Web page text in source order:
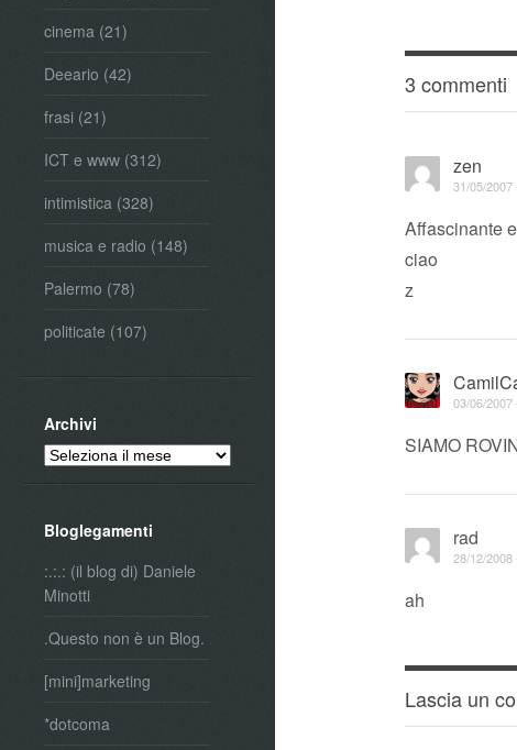
cinema (21)
Deeario (42)
frasi (21)
ICT e www (312)
intimistica (328)
musica e radio (148)
Palermo (78)
politicate (107)
Archivi
Archivi
Bloglegamenti
:.:.: (il blog di) Daniele
Minotti
.Questo non è un Blog.
[mini]marketing
*dotcoma
3 commenti
zen
31/05/2007
Affascinante
ciao
z
03/06/2007
SIAMO
rad
28/12/2008
ah
Lascia un